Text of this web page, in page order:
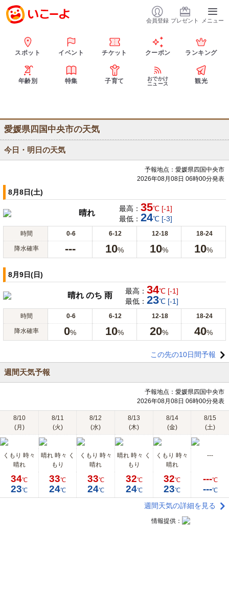
会員登録 プレゼント メニュー
スポット イベント チケット クーポン ランキング
年齢別 特集 子育て
おでかけ
ニュース
観光
愛媛県四国中央市の天気
今日・明日の天気
予報地点：愛媛県四国中央市
2026年08月08日 06時00分発表
8月8日(土)
晴れ 最高： 35℃ [-1]
最低： 24℃ [-3]
時間 0-6 6-12 12-18 18-24
降水確率 --- 10% 10% 10%
8月9日(日)
晴れ のち 雨 最高： 34℃ [-1]
最低： 23℃ [-1]
時間 0-6 6-12 12-18 18-24
降水確率 0% 10% 20% 40%
この先の10日間予報
週間天気予報
予報地点：愛媛県四国中央市
2026年08月08日 06時00分発表
8/10
(月)
8/11
(火)
8/12
(水)
8/13
(木)
8/14
(金)
8/15
(土)
くもり 時々
晴れ
晴れ 時々 く
もり
くもり 時々
晴れ
晴れ 時々 く
もり
くもり 時々
晴れ
---
34℃
23℃
33℃
24℃
33℃
24℃
32℃
24℃
32℃
23℃
---℃
---℃
週間天気の詳細を見る
情報提供：